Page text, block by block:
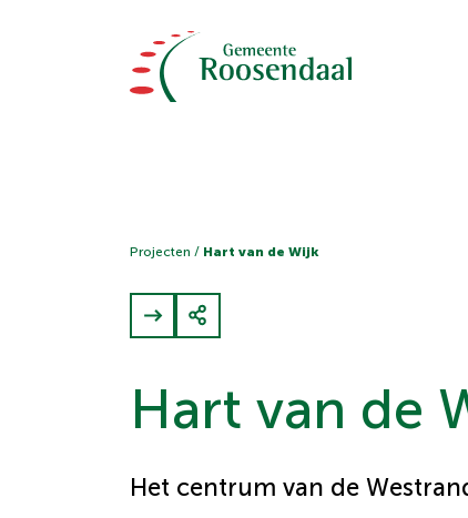
Projecten / Hart van de Wijk
Hart van de
Het centrum van de